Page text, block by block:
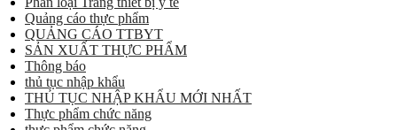
Quảng cáo thực phẩm
QUẢNG CÁO TTBYT
SẢN XUẤT THỰC PHẨM
Thông báo
thủ tục nhập khẩu
THỦ TỤC NHẬP KHẨU MỚI NHẤT
Thực phẩm chức năng